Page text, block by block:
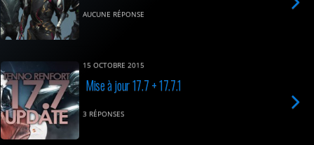
AUCUNE RÉPONSE
15 OCTOBRE 2015
Mise à jour 17.7 + 17.7.1
3 RÉPONSES